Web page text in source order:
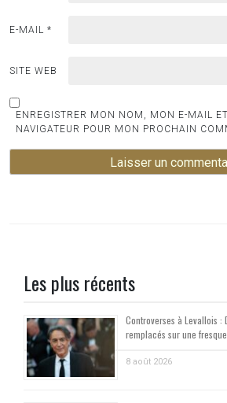
E-MAIL *
SITE WEB
ENREGISTRER MON NOM, MON E-MAIL
NAVIGATEUR POUR MON PROCHAIN
Les plus récents
Controverses à Levallois :
remplacés sur une
8 août 2026